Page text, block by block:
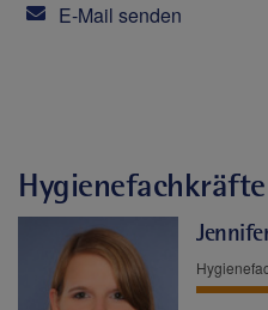
E-Mail senden
Hygienefachkräfte